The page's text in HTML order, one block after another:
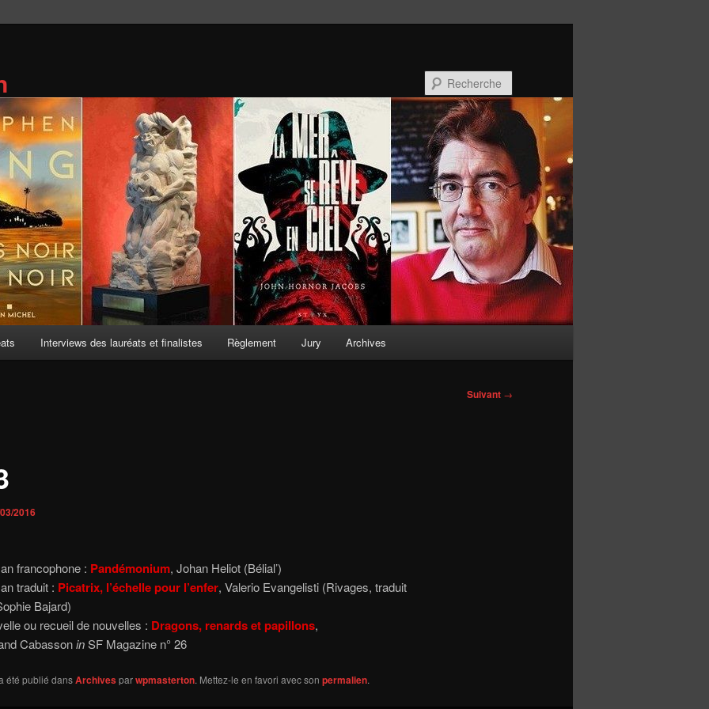
Interviews des lauréats et finalistes Règlement Jury Archives
Suivant →
2016
francophone : Pandémonium, Johan Heliot (Bélial’)
traduit : Picatrix, l’échelle pour l’enfer, Valerio Evangelisti (Rivages, traduit
Bajard)
ou recueil de nouvelles : Dragons, renards et papillons,
CabassoninSF Magazine n° 26
été publié dansArchivesparwpmasterton. Mettez-le en favori avec son permalien.